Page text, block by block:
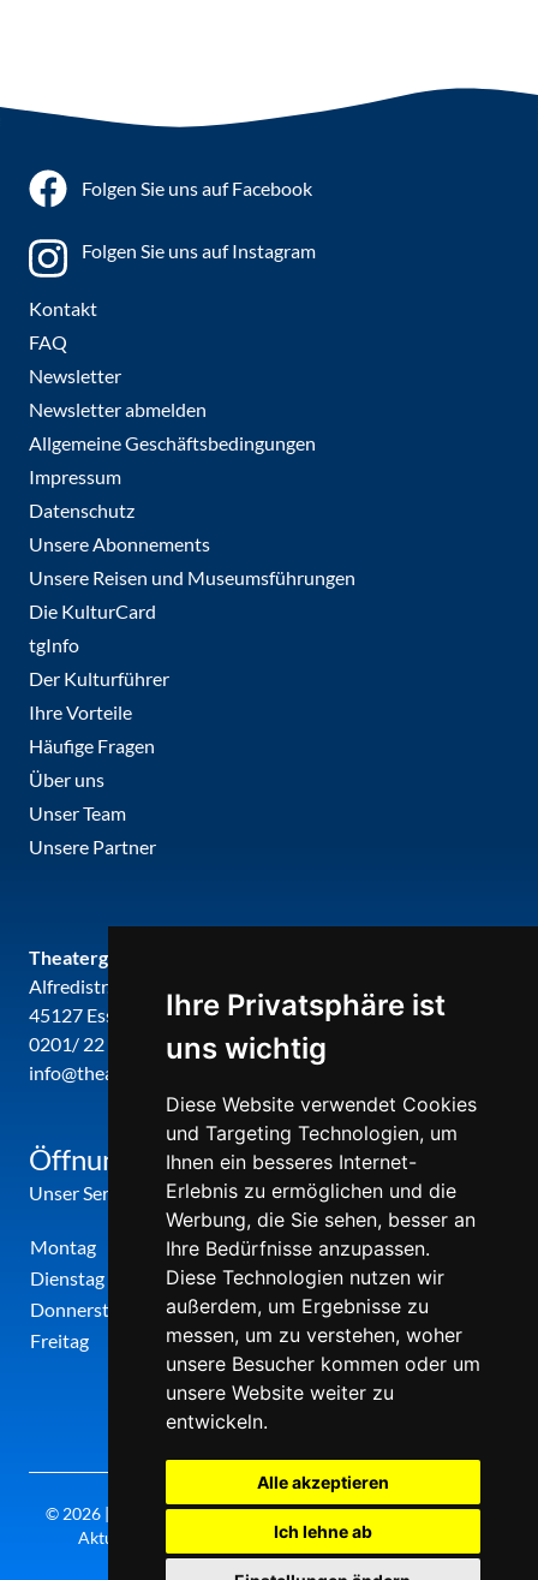
Ihre Privatsphäre ist
uns wichtig
Diese Website verwendet Cookies
und Targeting Technologien, um
Ihnen ein besseres Internet-
Erlebnis zu ermöglichen und die
Werbung, die Sie sehen, besser an
Ihre Bedürfnisse anzupassen.
Diese Technologien nutzen wir
außerdem, um Ergebnisse zu
messen, um zu verstehen, woher
unsere Besucher kommen oder um
unsere Website weiter zu
entwickeln.
Alle akzeptieren
Ich lehne ab
Folgen Sie uns auf Facebook
Folgen Sie uns auf Instagram
Kontakt
FAQ
Newsletter
Newsletter abmelden
Allgemeine Geschäftsbedingungen
Impressum
Datenschutz
Unsere Abonnements
Unsere Reisen und Museumsführungen
Die KulturCard
tgInfo
Der Kulturführer
Ihre Vorteile
Häufige Fragen
Über uns
Unser Team
Unsere Partner
Theatergemeinde metropole ruhr
Alfredistr. 32
45127 Essen
0201/ 22 22 29
info@theatergemeinde-metropole-ruhr.de
Öffnungszeiten
Unser Service-Center ist zu folgenden Zeiten geöffnet
Montag
12:00 Uhr - 17:00 Uhr
Dienstag
09:00 Uhr - 12:00 Uhr
Donnerstag
09:00 Uhr - 12:00 Uhr
Freitag
09:00 Uhr - 12:00 Uhr
© 2026 | Theatergemeinde metropole ruhr | 2026/27 | Letzte
Aktualisierung: Freitag, 07. August 2026, 17:30 Uhr